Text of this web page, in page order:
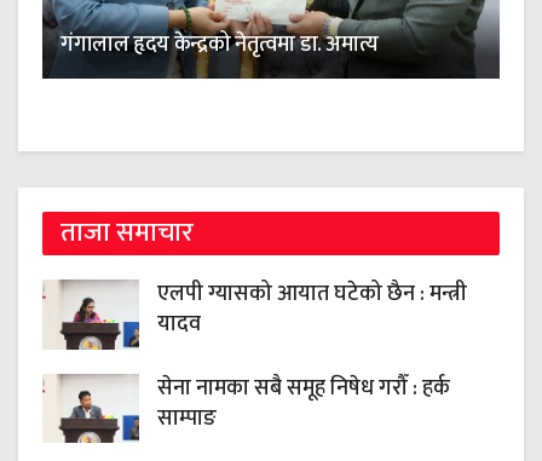
गंगालाल हृदय केन्द्रको नेतृत्वमा डा. अमात्य
ताजा समाचार
एलपी ग्यासको आयात घटेको छैन : मन्त्री
यादव
सेना नामका सबै समूह निषेध गरौँ : हर्क
साम्पाङ